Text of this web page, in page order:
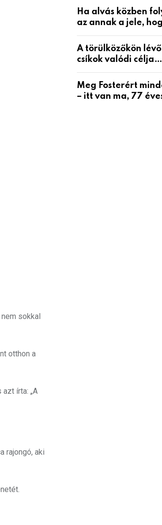
sokkal
otthon a
írta: „A
rajongó, aki
Ha alvás közben
az annak a jele,
A törülközőkön
csíkok valódi célja…
Meg Fosterért
– itt van ma, 77